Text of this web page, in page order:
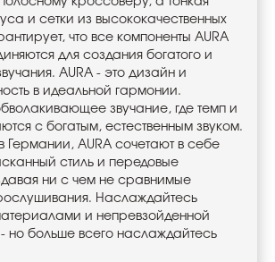
и сетки из высококачественных
что все компоненты AURA
для создания богатого и
AURA - это дизайн и
в идеальной гармонии.
звучание, где темп и
с богатым, естественным звуком.
Германии, AURA сочетают в себе
стиль и передовые
ни с чем не сравнимые
Наслаждайтесь
и непревзойденной
но больше всего наслаждайтесь